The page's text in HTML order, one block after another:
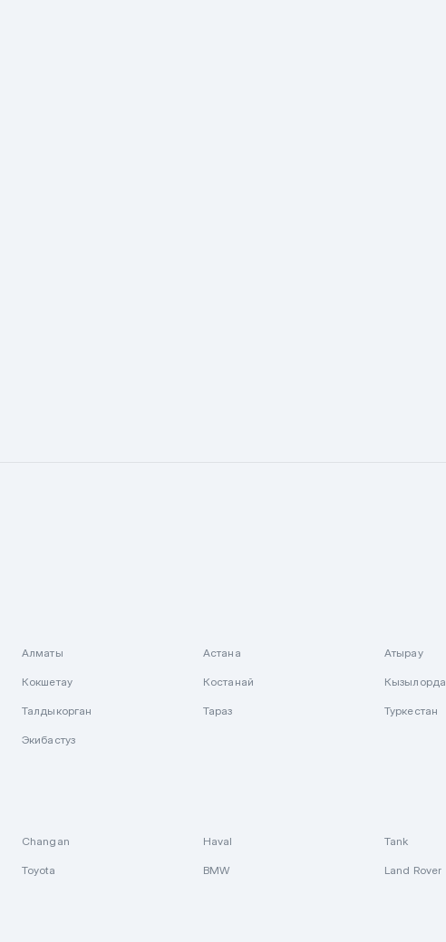
Алматы Астана Атырау
Кокшетау Костанай Кызылорда
Талдыкорган Тараз Туркестан
Экибастуз
Changan Haval Tank
Toyota BMW Land Rover